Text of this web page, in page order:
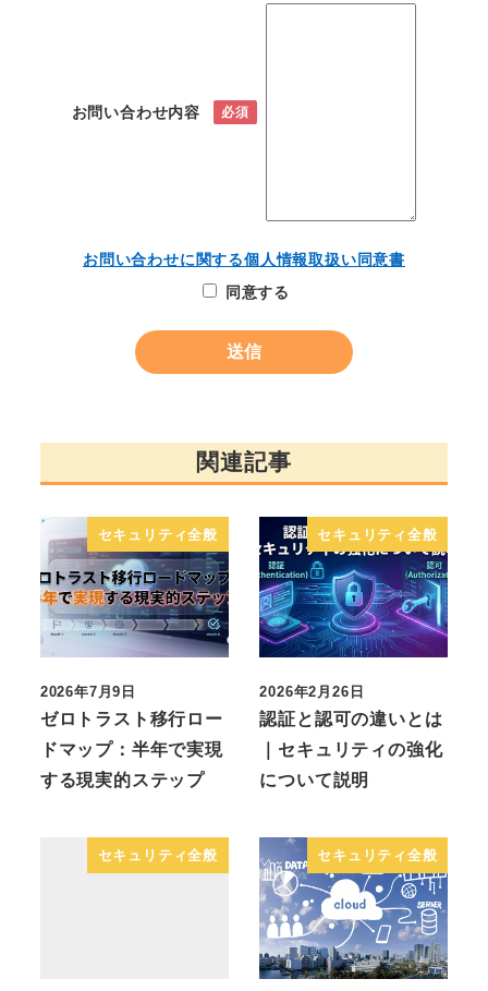
お問い合わせ内容 必須
お問い合わせに関する個人情報取扱い同意書
同意する
関連記事
セキュリティ全般
ゼロトラスト移行ロー
ドマップ：半年で実現
する現実的ステップ
2026年7月9日
セキュリティ全般
認証と認可の違いとは
｜セキュリティの強化
について説明
2026年2月26日
セキュリティ全般 セキュリティ全般